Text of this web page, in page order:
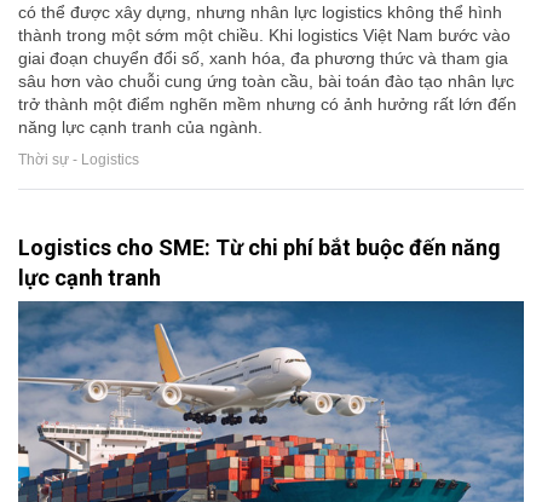
có thể được xây dựng, nhưng nhân lực logistics không thể hình
thành trong một sớm một chiều. Khi logistics Việt Nam bước vào
giai đoạn chuyển đổi số, xanh hóa, đa phương thức và tham gia
sâu hơn vào chuỗi cung ứng toàn cầu, bài toán đào tạo nhân lực
trở thành một điểm nghẽn mềm nhưng có ảnh hưởng rất lớn đến
năng lực cạnh tranh của ngành.
Thời sự - Logistics
Logistics cho SME: Từ chi phí bắt buộc đến năng
lực cạnh tranh